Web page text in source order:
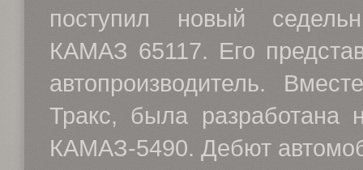
поступил новый
КАМАЗ 65117. Его
автопроизводитель.
Тракс, была разработана
КАМАЗ-5490. Дебют